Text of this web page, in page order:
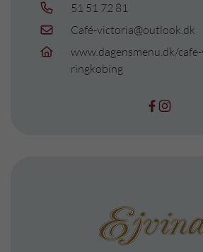
51 51 72 81
Café-victoria@outlook.dk
www.dagensmenu.dk/
ringkobing